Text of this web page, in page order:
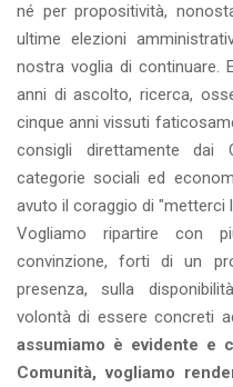
né per propositività,
ultime elezioni
nostra voglia di continuare.
anni di ascolto, ricerca,
cinque anni vissuti
consigli direttamente dai
categorie sociali ed
avuto il coraggio di "metterci
Vogliamo ripartire con
convinzione, forti di un
presenza, sulla
volontà di essere concreti
assumiamo è evidente e
Comunità, vogliamo